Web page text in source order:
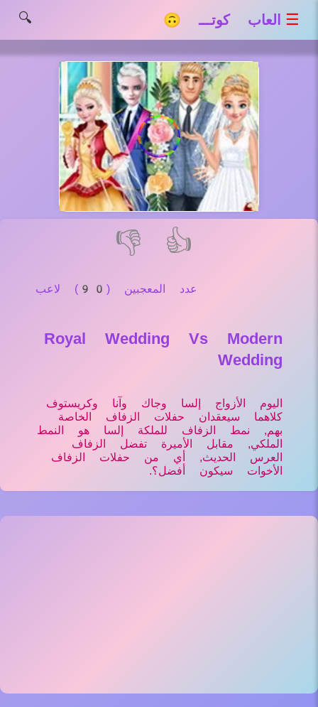
☰ العاب كوتـــ 🙃 🔍
👍
👎
عدد المعجبين (90) لاعب
Royal Wedding Vs Modern
Wedding
اليوم الأزواج إلسا وجاك وآنا وكريستوف
كلاهما سيعقدان حفلات الزفاف الخاصة
بهم, نمط الزفاف للملكة إلسا هو النمط
الملكي, مقابل الأميرة تفضل الزفاف
العرس الحديث, أي من حفلات الزفاف
الأخوات سيكون أفضل؟.